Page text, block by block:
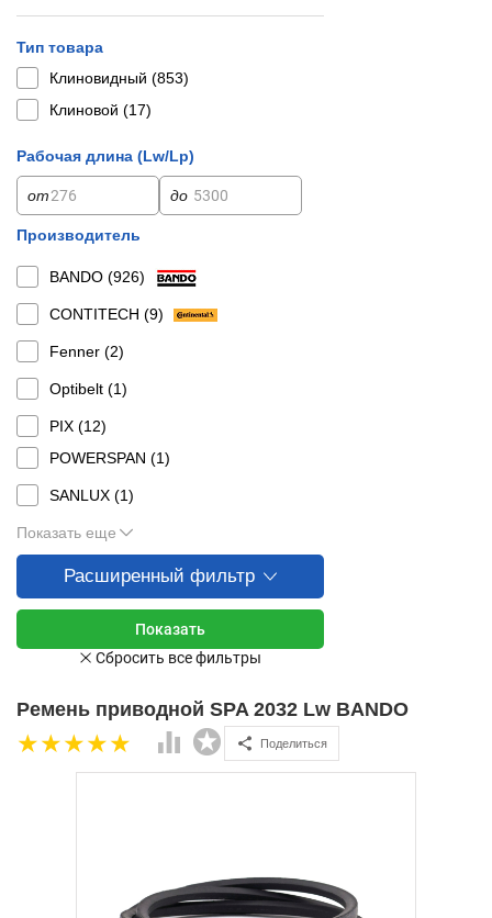
Тип товара
Клиновидный (853)
Клиновой (17)
Рабочая длина (Lw/Lp)
от до
Производитель
BANDO (926)
CONTITECH (9)
Fenner (2)
Optibelt (1)
PIX (12)
POWERSPAN (1)
SANLUX (1)
Показать еще
Расширенный фильтр
Ремень приводной SPA 2032 Lw BANDO
Поделиться